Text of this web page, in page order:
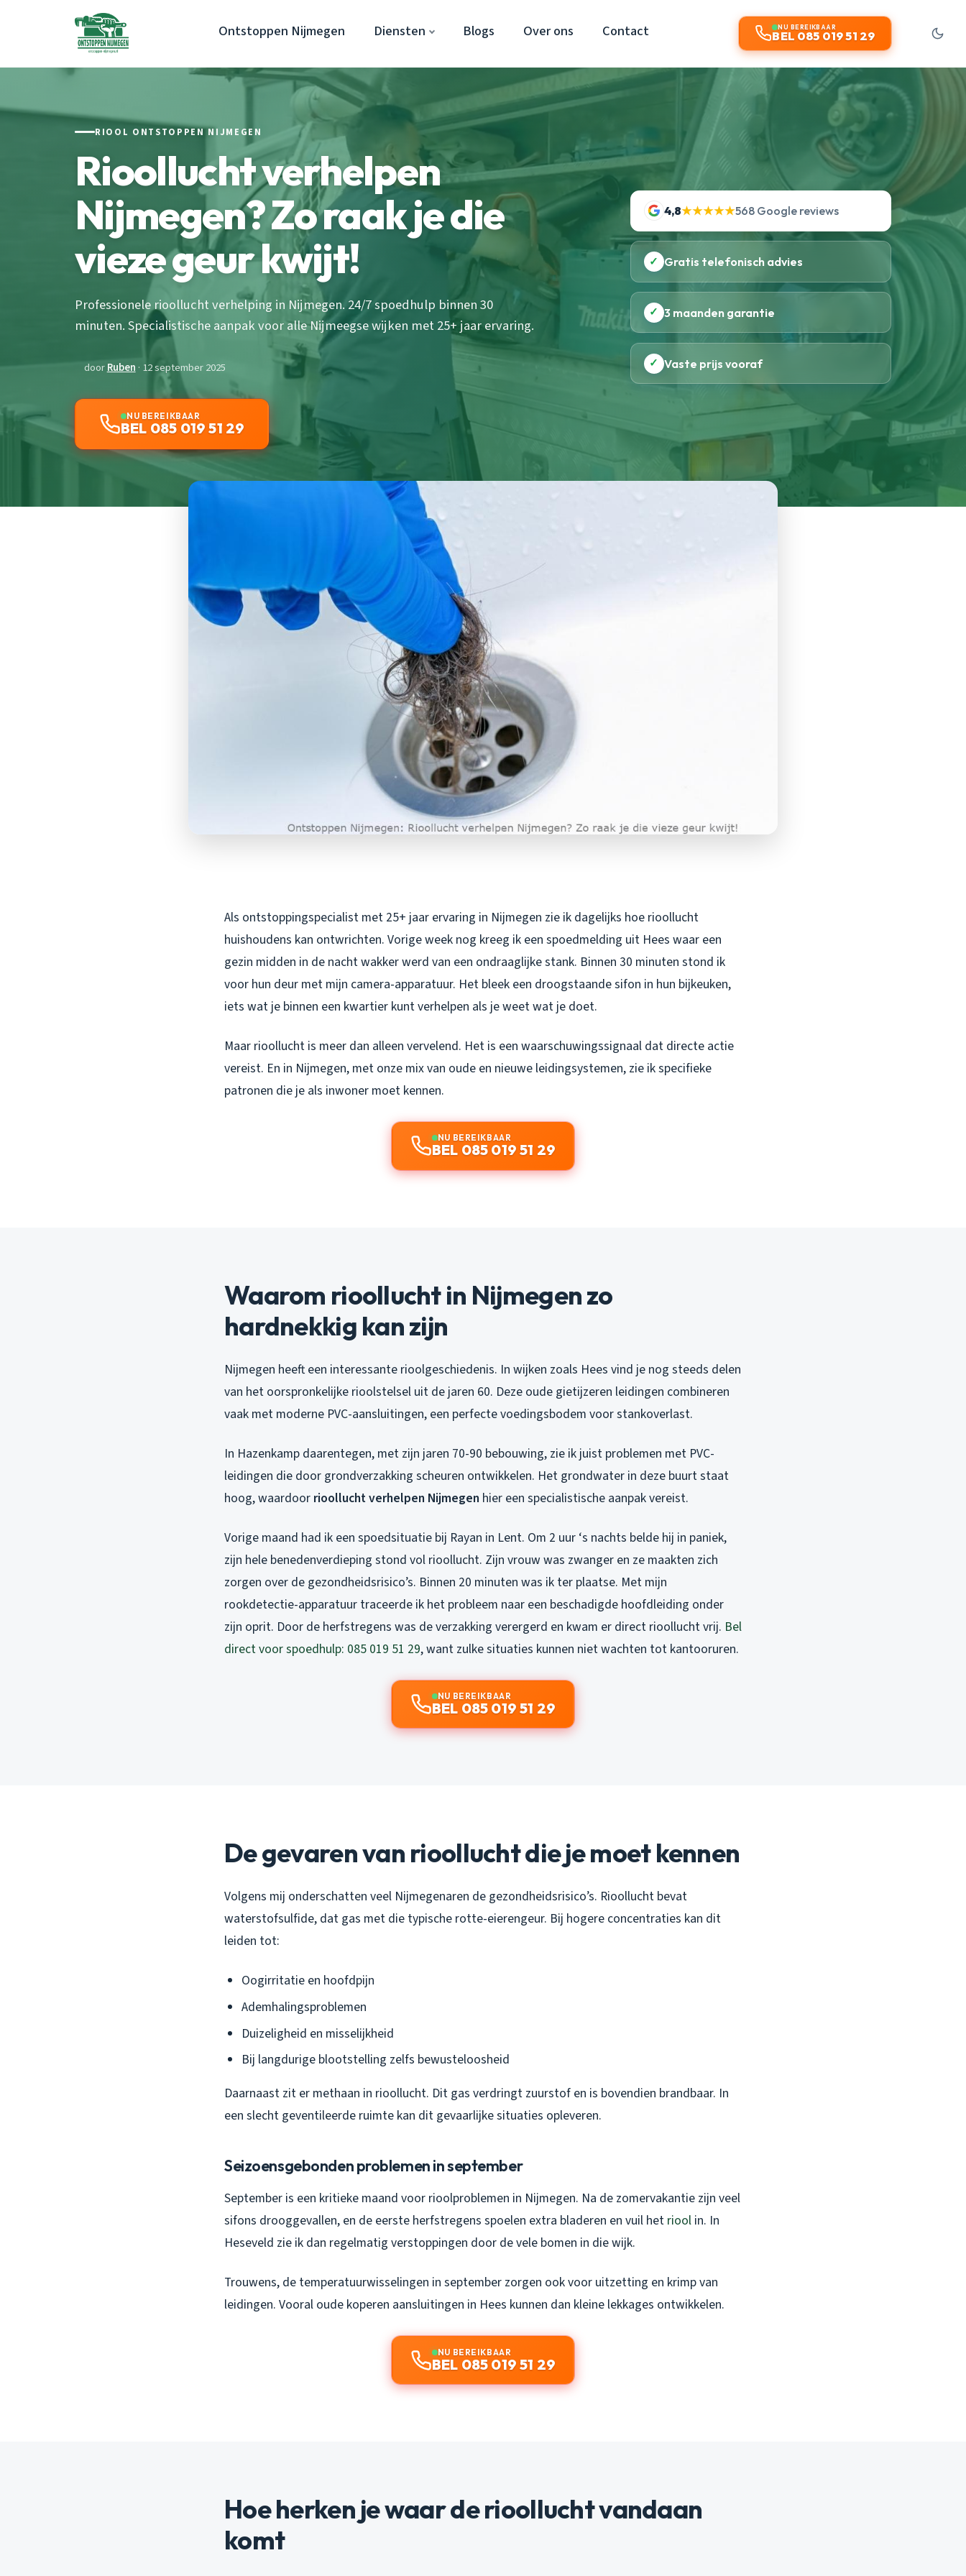
Ontstoppen Nijmegen Diensten Blogs Over ons Contact NU BEREIKBAAR
BEL 085 019 51 29
RIOOL ONTSTOPPEN NIJMEGEN
Rioollucht verhelpen
Nijmegen? Zo raak je die
vieze geur kwijt!
Professionele rioollucht verhelping in Nijmegen. 24/7 spoedhulp binnen 30
minuten. Specialistische aanpak voor alle Nijmeegse wijken met 25+ jaar ervaring.
doorRuben · 12 september 2025
NU BEREIKBAAR
BEL 085 019 51 29
4,8★★★★★568 Google reviews
✓ Gratis telefonisch advies
✓ 3 maanden garantie
✓ Vaste prijs vooraf
Als ontstoppingspecialist met 25+ jaar ervaring in Nijmegen zie ik dagelijks hoe rioollucht
huishoudens kan ontwrichten. Vorige week nog kreeg ik een spoedmelding uit Hees waar een
gezin midden in de nacht wakker werd van een ondraaglijke stank. Binnen 30 minuten stond ik
voor hun deur met mijn camera-apparatuur. Het bleek een droogstaande sifon in hun bijkeuken,
iets wat je binnen een kwartier kunt verhelpen als je weet wat je doet.
Maar rioollucht is meer dan alleen vervelend. Het is een waarschuwingssignaal dat directe actie
vereist. En in Nijmegen, met onze mix van oude en nieuwe leidingsystemen, zie ik specifieke
patronen die je als inwoner moet kennen.
NU BEREIKBAAR
BEL 085 019 51 29
Waarom rioollucht in Nijmegen zo
hardnekkig kan zijn
Nijmegen heeft een interessante rioolgeschiedenis. In wijken zoals Hees vind je nog steeds delen
van het oorspronkelijke rioolstelsel uit de jaren 60. Deze oude gietijzeren leidingen combineren
vaak met moderne PVC-aansluitingen, een perfecte voedingsbodem voor stankoverlast.
In Hazenkamp daarentegen, met zijn jaren 70-90 bebouwing, zie ik juist problemen met PVC-
leidingen die door grondverzakking scheuren ontwikkelen. Het grondwater in deze buurt staat
hoog, waardoor rioollucht verhelpen Nijmegen hier een specialistische aanpak vereist.
Vorige maand had ik een spoedsituatie bij Rayan in Lent. Om 2 uur ‘s nachts belde hij in paniek,
zijn hele benedenverdieping stond vol rioollucht. Zijn vrouw was zwanger en ze maakten zich
zorgen over de gezondheidsrisico’s. Binnen 20 minuten was ik ter plaatse. Met mijn
rookdetectie-apparatuur traceerde ik het probleem naar een beschadigde hoofdleiding onder
zijn oprit. Door de herfstregens was de verzakking verergerd en kwam er direct rioollucht vrij. Bel
direct voor spoedhulp: 085 019 51 29, want zulke situaties kunnen niet wachten tot kantooruren.
NU BEREIKBAAR
BEL 085 019 51 29
De gevaren van rioollucht die je moet kennen
Volgens mij onderschatten veel Nijmegenaren de gezondheidsrisico’s. Rioollucht bevat
waterstofsulfide, dat gas met die typische rotte-eierengeur. Bij hogere concentraties kan dit
leiden tot:
Oogirritatie en hoofdpijn
Ademhalingsproblemen
Duizeligheid en misselijkheid
Bij langdurige blootstelling zelfs bewusteloosheid
Daarnaast zit er methaan in rioollucht. Dit gas verdringt zuurstof en is bovendien brandbaar. In
een slecht geventileerde ruimte kan dit gevaarlijke situaties opleveren.
Seizoensgebonden problemen in september
September is een kritieke maand voor rioolproblemen in Nijmegen. Na de zomervakantie zijn veel
sifons drooggevallen, en de eerste herfstregens spoelen extra bladeren en vuil het riool in. In
Heseveld zie ik dan regelmatig verstoppingen door de vele bomen in die wijk.
Trouwens, de temperatuurwisselingen in september zorgen ook voor uitzetting en krimp van
leidingen. Vooral oude koperen aansluitingen in Hees kunnen dan kleine lekkages ontwikkelen.
NU BEREIKBAAR
BEL 085 019 51 29
Hoe herken je waar de rioollucht vandaan
komt